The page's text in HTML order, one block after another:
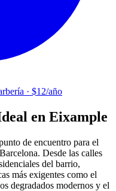
· $12/año
en Eixample
de encuentro para el
Desde las calles
del barrio,
más exigentes como el
degradados modernos y el